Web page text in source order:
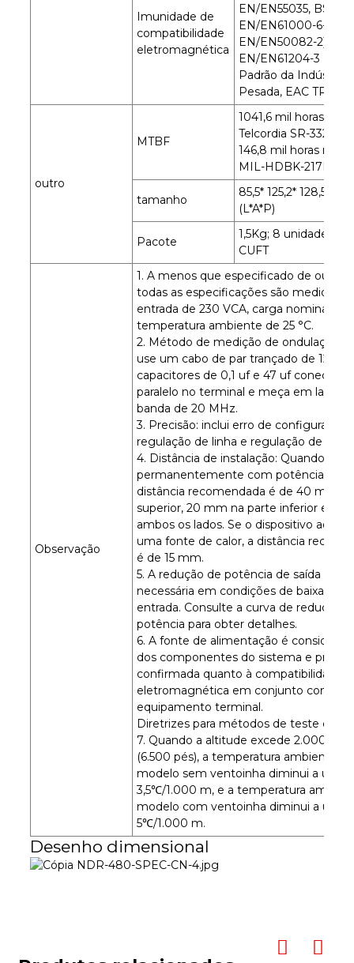
Imunidade de
compatibilidade
eletromagnética
EN/EN55035, BS
EN/EN61000-6-2
EN/EN50082-2), BS
EN/EN61204-3 ,
Padrão da Indústria
Pesada, EAC TP TC
outro
MTBF
1041,6 mil horas no
Telcordia SR-332
146,8 mil horas no
MIL-HDBK-217F
tamanho
85,5* 125,2* 128,5 mm
(L*A*P)
Pacote
1,5Kg; 8 unidades/
CUFT
Observação
1. A menos que especificado de outra
todas as especificações são medidas
entrada de 230 VCA, carga nominal e
temperatura ambiente de 25 °C.
2. Método de medição de ondulação e
use um cabo de par trançado de 12"
capacitores de 0,1 uf e 47 uf
paralelo no terminal e meça em
banda de 20 MHz.
3. Precisão: inclui erro de configuração,
regulação de linha e regulação de
4. Distância de instalação: Quando
permanentemente com potência
distância recomendada é de 40 mm
superior, 20 mm na parte inferior e 5
ambos os lados. Se o dispositivo
uma fonte de calor, a distância
é de 15 mm.
5. A redução de potência de saída é
necessária em condições de baixa
entrada. Consulte a curva de redução
potência para obter detalhes.
6. A fonte de alimentação é
dos componentes do sistema e
confirmada quanto à compatibilidade
eletromagnética em conjunto com o
equipamento terminal.
Diretrizes para métodos de teste de
7. Quando a altitude excede 2.000
(6.500 pés), a temperatura ambiente do
modelo sem ventoinha diminui a uma
3,5℃/1.000 m, e a temperatura
modelo com ventoinha diminui a uma
5℃/1.000 m.
Desenho dimensional